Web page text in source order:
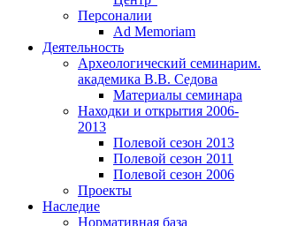
Персоналии
Ad Memoriam
Деятельность
Археологический семинарим.
академика В.В. Седова
Материалы семинара
Находки и открытия 2006-
2013
Полевой сезон 2013
Полевой сезон 2011
Полевой сезон 2006
Проекты
Наследие
Нормативная база